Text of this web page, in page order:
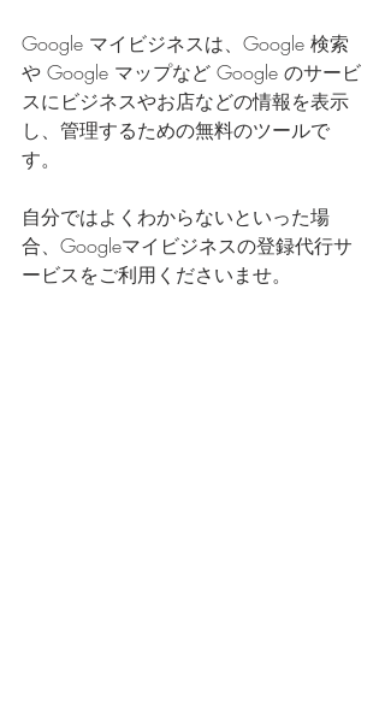
Google マイビジネスは、Google 検索
や Google マップなど Google のサービ
スにビジネスやお店などの情報を表示
し、管理するための無料のツールで
す。
自分ではよくわからないといった場
合、Googleマイビジネスの登録代行サ
ービスをご利用くださいませ。